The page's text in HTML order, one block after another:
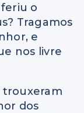
o
Tragamos
e
nos livre
trouxeram
dos